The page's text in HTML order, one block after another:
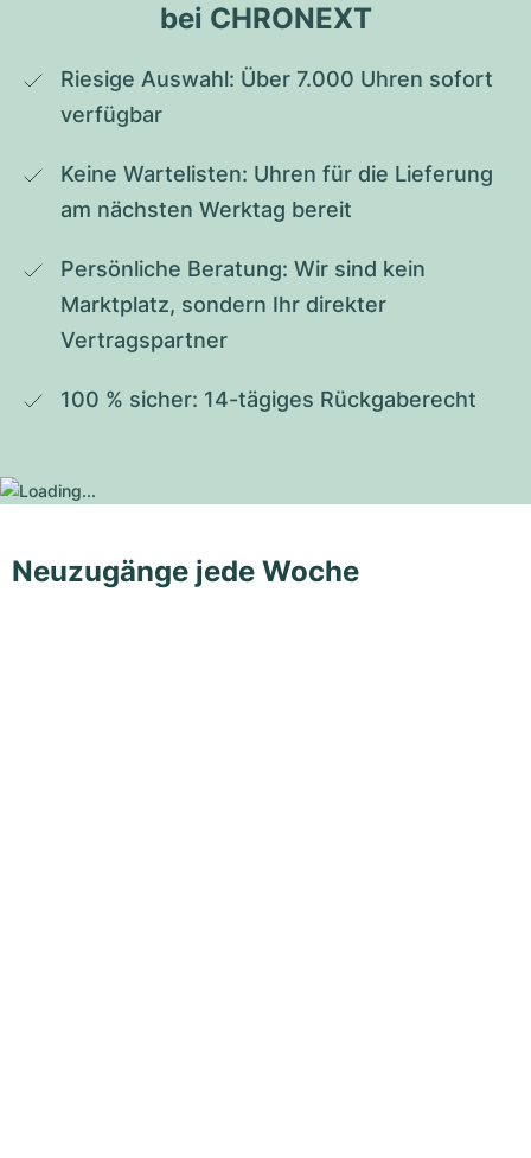
bei CHRONEXT
Riesige Auswahl: Über 7.000 Uhren sofort
verfügbar
Keine Wartelisten: Uhren für die Lieferung
am nächsten Werktag bereit
Persönliche Beratung: Wir sind kein
Marktplatz, sondern Ihr direkter
Vertragspartner
100 % sicher: 14-tägiges Rückgaberecht
Neuzugänge jede Woche